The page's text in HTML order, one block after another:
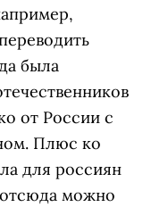
была
от России с
Плюс ко
для россиян
можно